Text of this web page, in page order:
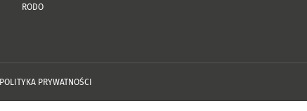
RODO
POLITYKA PRYWATNOŚCI